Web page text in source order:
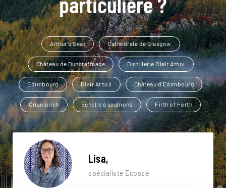
Arthur's Seat Cathédrale de Glasgow
Château de Dunstaffnage Distillerie Blair Athol
Edimbourg Blair Atholl Château d'Edimbourg
Crianlarich Echelle à saumons Firth of Forth
Lisa,
spécialiste Ecosse